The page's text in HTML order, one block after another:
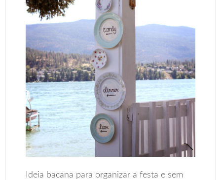
Ideia bacana para organizar a festa e sem